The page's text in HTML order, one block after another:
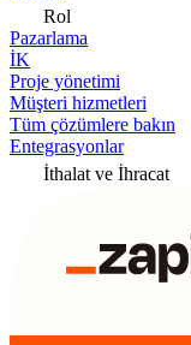
Rol
Pazarlama
İK
Proje yönetimi
Müşteri hizmetleri
Tüm çözümlere bakın
Entegrasyonlar
İthalat ve İhracat